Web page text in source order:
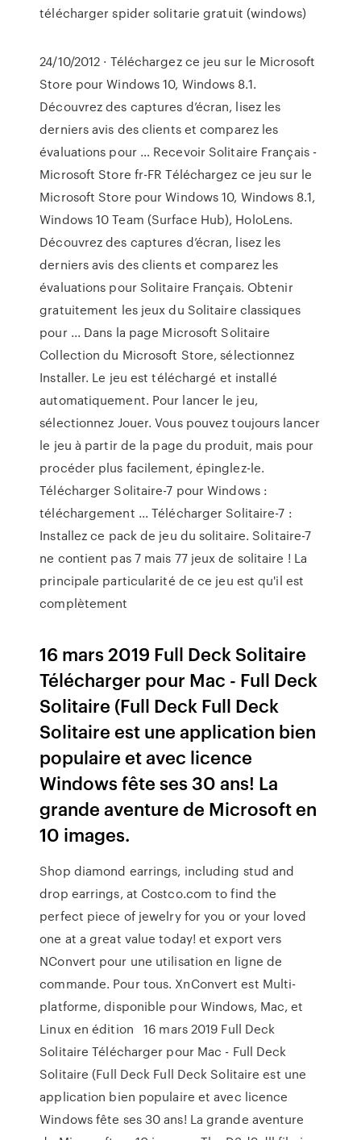
télécharger spider solitarie gratuit (windows)
24/10/2012 · Téléchargez ce jeu sur le Microsoft
Store pour Windows 10, Windows 8.1.
Découvrez des captures d’écran, lisez les
derniers avis des clients et comparez les
évaluations pour … Recevoir Solitaire Français -
Microsoft Store fr-FR Téléchargez ce jeu sur le
Microsoft Store pour Windows 10, Windows 8.1,
Windows 10 Team (Surface Hub), HoloLens.
Découvrez des captures d’écran, lisez les
derniers avis des clients et comparez les
évaluations pour Solitaire Français. Obtenir
gratuitement les jeux du Solitaire classiques
pour ... Dans la page Microsoft Solitaire
Collection du Microsoft Store, sélectionnez
Installer. Le jeu est téléchargé et installé
automatiquement. Pour lancer le jeu,
sélectionnez Jouer. Vous pouvez toujours lancer
le jeu à partir de la page du produit, mais pour
procéder plus facilement, épinglez-le.
Télécharger Solitaire-7 pour Windows :
téléchargement ... Télécharger Solitaire-7 :
Installez ce pack de jeu du solitaire. Solitaire-7
ne contient pas 7 mais 77 jeux de solitaire ! La
principale particularité de ce jeu est qu'il est
complètement
16 mars 2019 Full Deck Solitaire
Télécharger pour Mac - Full Deck
Solitaire (Full Deck Full Deck
Solitaire est une application bien
populaire et avec licence
Windows fête ses 30 ans! La
grande aventure de Microsoft en
10 images.
Shop diamond earrings, including stud and
drop earrings, at Costco.com to find the
perfect piece of jewelry for you or your loved
one at a great value today! et export vers
NConvert pour une utilisation en ligne de
commande. Pour tous. XnConvert est Multi-
platforme, disponible pour Windows, Mac, et
Linux en édition 16 mars 2019 Full Deck
Solitaire Télécharger pour Mac - Full Deck
Solitaire (Full Deck Full Deck Solitaire est une
application bien populaire et avec licence
Windows fête ses 30 ans! La grande aventure